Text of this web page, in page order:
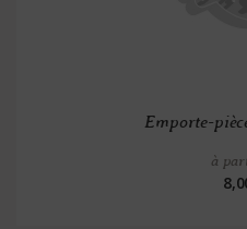
Emporte-
à